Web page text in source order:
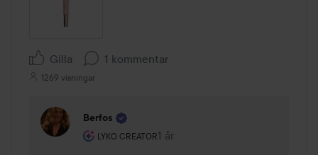
Gilla 1 kommentar
1269 visningar
Berfos
LYKO CREATOR
Användarens roll: Lyko Creator.
1 år
Kommentaren lades 1 år